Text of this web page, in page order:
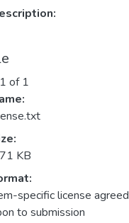
of 1
KB
specific license agreed
to submission